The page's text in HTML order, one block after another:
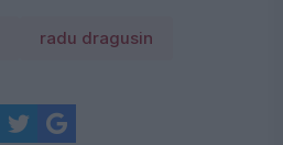
radu dragusin